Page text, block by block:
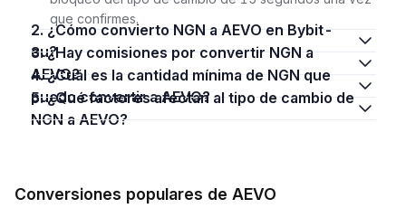
que confirmes.
2. ¿Cómo convierto NGN a AEVO en Bybit-
eu?
3. ¿Hay comisiones por convertir NGN a
AEVO?
4. ¿Cuál es la cantidad mínima de NGN que
puedo convertir a AEVO?
5. ¿Qué factores afectan al tipo de cambio de
NGN a AEVO?
Conversiones populares de AEVO